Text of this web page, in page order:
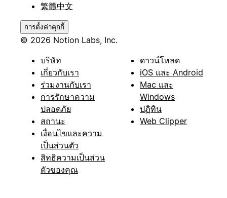
繁體中文
การตั้งค่าคุกกี้
© 2026 Notion Labs, Inc.
บริษัท
เกี่ยวกับเรา
ร่วมงานกับเรา
การรักษาความ
ปลอดภัย
สถานะ
เงื่อนไขและความ
เป็นส่วนตัว
สิทธิความเป็นส่วน
ตัวของคุณ
ดาวน์โหลด
iOS และ Android
Mac และ
Windows
ปฏิทิน
Web Clipper